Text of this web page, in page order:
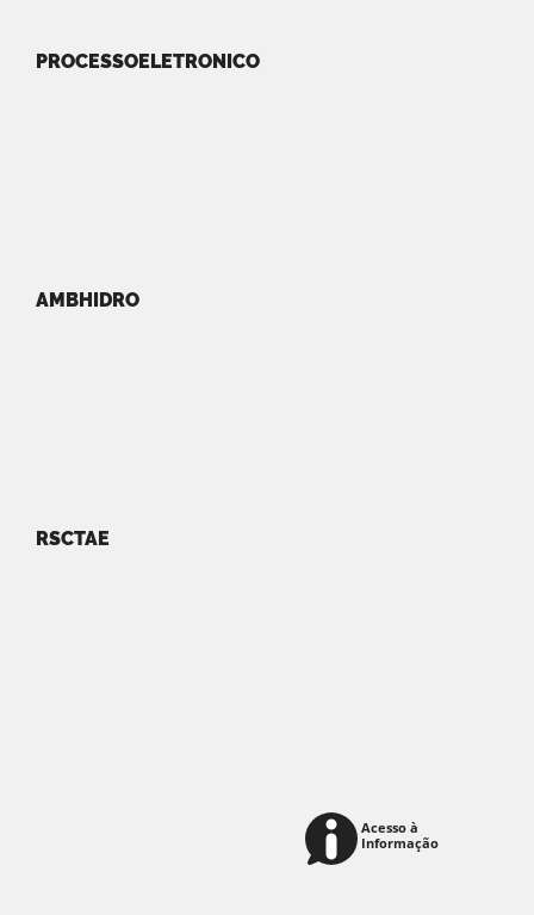
PROCESSOELETRONICO
AMBHIDRO
RSCTAE